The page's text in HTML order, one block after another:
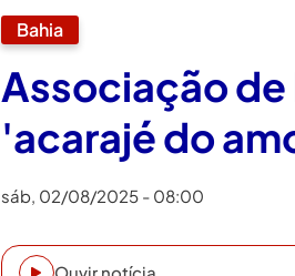
Bahia
Associação de
'acarajé do
sáb, 02/08/2025 - 08:00